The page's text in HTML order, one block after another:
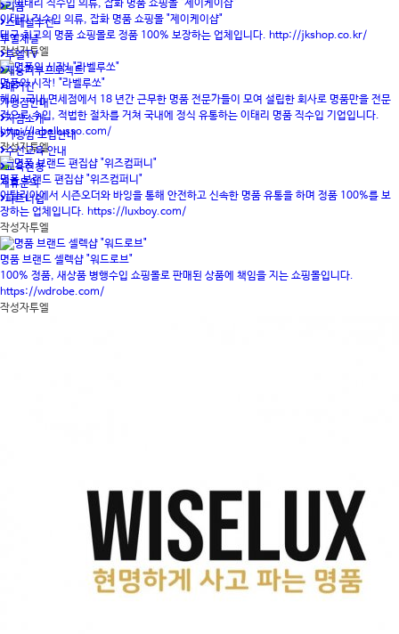
리폼
스페셜수선
투엘채널
투엘TV
재능기부프로젝트
매거진
가맹점안내
지점소개
가맹점 모집안내
수선교육 안내
교육신청
제휴문의
파트너쉽
이태리 직수입 의류, 잡화 명품 쇼핑몰 "제이케이샵"
대구 최고의 명품 쇼핑몰로 정품 100% 보장하는 업체입니다. http://jkshop.co.kr/
작성자투엘
명품의 시작! "라벨루쏘"
해외, 국내 면세점에서 18 년간 근무한 명품 전문가들이 모여 설립한 회사로 명품만을 전문
적으로 수입, 적법한 절차를 거쳐 국내에 정식 유통하는 이태리 명품 직수입 기업입니다.
http://labellusso.com/
작성자투엘
명품 브랜드 편집샵 "위즈컴퍼니"
이탈리아에서 시즌오더와 바잉을 통해 안전하고 신속한 명품 유통을 하며 정품 100%를 보
장하는 업체입니다. https://luxboy.com/
작성자투엘
명품 브랜드 셀렉샵 "워드로브"
100% 정품, 새상품 병행수입 쇼핑몰로 판매된 상품에 책임을 지는 쇼핑몰입니다.
https://wdrobe.com/
작성자투엘